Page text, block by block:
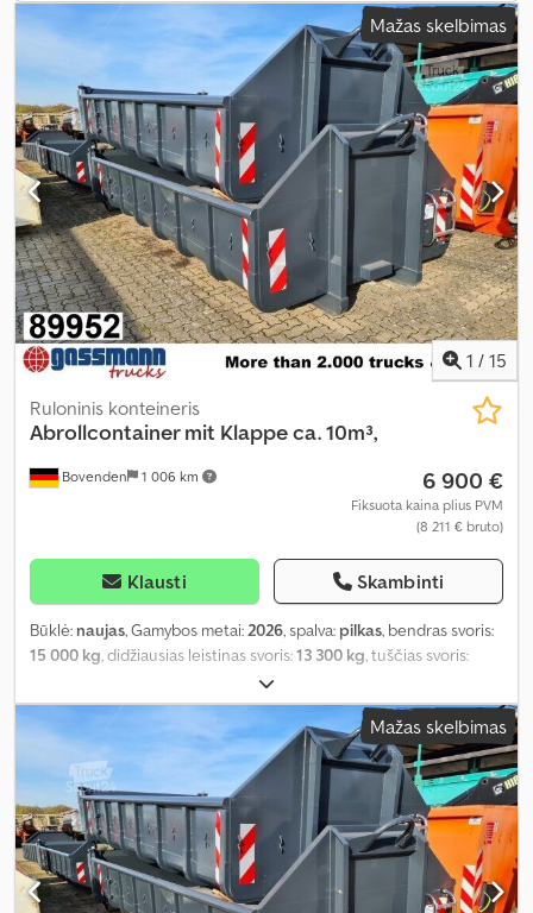
Mažas skelbimas
1 / 15
Bovenden 1 006 km
Ruloninis konteineris
Abrollcontainer mit Klappe ca. 10m³,
6 900 €
Fiksuota kaina plius PVM
(8 211 € bruto)
Klausti Skambinti
Būklė: naujas, Gamybos metai: 2026, spalva: pilkas, bendras svoris:
15 000 kg , didžiausias leistinas svoris:13 300 kg , tuščias svoris:
10 m³
mm, krovimo vietos ilgis:5 500 mm, krovos erdvės aukštis:750
mm
, vairuotojo kabina:kitas Mažas skelbimas